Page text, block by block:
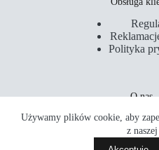
Używamy plików cookie, aby
z
Polityka
O nas